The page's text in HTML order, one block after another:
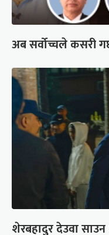
अब सर्वोच्चले कसरी
शेरबहादुर देउवा